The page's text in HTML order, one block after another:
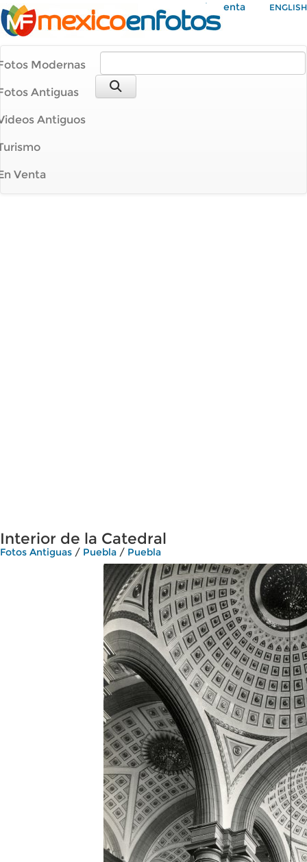
Mi Cuenta ENGLISH
Modernas
Antiguas
Antiguos
Venta
Interior de la Catedral
Fotos Antiguas / Puebla / Puebla